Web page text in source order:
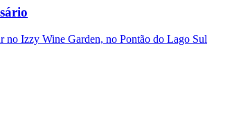
no Izzy Wine Garden, no Pontão do Lago Sul